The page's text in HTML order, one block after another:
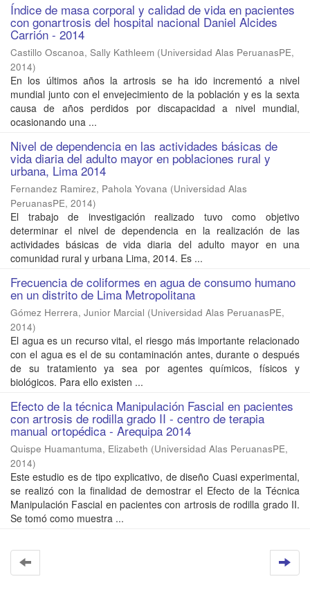
Índice de masa corporal y calidad de vida en pacientes
con gonartrosis del hospital nacional Daniel Alcides
Carrión - 2014
Castillo Oscanoa, Sally Kathleem (Universidad Alas PeruanasPE,
2014)
En los últimos años la artrosis se ha ido incrementó a nivel
mundial junto con el envejecimiento de la población y es la sexta
causa de años perdidos por discapacidad a nivel mundial,
ocasionando una ...
Nivel de dependencia en las actividades básicas de
vida diaria del adulto mayor en poblaciones rural y
urbana, Lima 2014
Fernandez Ramirez, Pahola Yovana (Universidad Alas
PeruanasPE, 2014)
El trabajo de investigación realizado tuvo como objetivo
determinar el nivel de dependencia en la realización de las
actividades básicas de vida diaria del adulto mayor en una
comunidad rural y urbana Lima, 2014. Es ...
Frecuencia de coliformes en agua de consumo humano
en un distrito de Lima Metropolitana
Gómez Herrera, Junior Marcial (Universidad Alas PeruanasPE,
2014)
El agua es un recurso vital, el riesgo más importante relacionado
con el agua es el de su contaminación antes, durante o después
de su tratamiento ya sea por agentes químicos, físicos y
biológicos. Para ello existen ...
Efecto de la técnica Manipulación Fascial en pacientes
con artrosis de rodilla grado II - centro de terapia
manual ortopédica - Arequipa 2014
Quispe Huamantuma, Elizabeth (Universidad Alas PeruanasPE,
2014)
Este estudio es de tipo explicativo, de diseño Cuasi experimental,
se realizó con la finalidad de demostrar el Efecto de la Técnica
Manipulación Fascial en pacientes con artrosis de rodilla grado II.
Se tomó como muestra ...